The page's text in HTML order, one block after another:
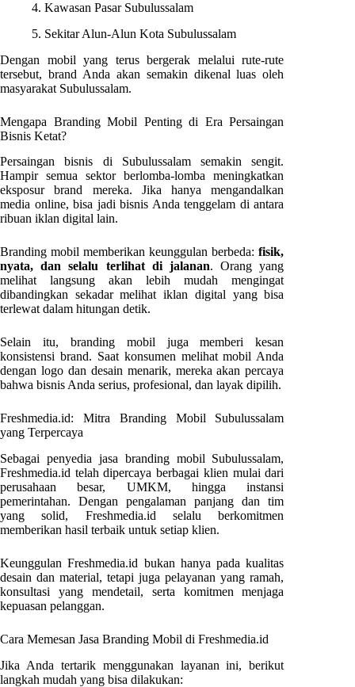
4. Kawasan Pasar Subulussalam
5. Sekitar Alun-Alun Kota Subulussalam
Dengan mobil yang terus bergerak melalui rute-rute
tersebut, brand Anda akan semakin dikenal luas oleh
masyarakat Subulussalam.
Mengapa Branding Mobil Penting di Era Persaingan
Bisnis Ketat?
Persaingan bisnis di Subulussalam semakin sengit.
Hampir semua sektor berlomba-lomba meningkatkan
eksposur brand mereka. Jika hanya mengandalkan
media online, bisa jadi bisnis Anda tenggelam di antara
ribuan iklan digital lain.
Branding mobil memberikan keunggulan berbeda:fisik,
nyata, dan selalu terlihat di jalanan. Orang yang
melihat langsung akan lebih mudah mengingat
dibandingkan sekadar melihat iklan digital yang bisa
terlewat dalam hitungan detik.
Selain itu, branding mobil juga memberi kesan
konsistensi brand. Saat konsumen melihat mobil Anda
dengan logo dan desain menarik, mereka akan percaya
bahwa bisnis Anda serius, profesional, dan layak dipilih.
Freshmedia.id: Mitra Branding Mobil Subulussalam
yang Terpercaya
Sebagai penyedia jasa branding mobil Subulussalam,
Freshmedia.id telah dipercaya berbagai klien mulai dari
perusahaan besar, UMKM, hingga instansi
pemerintahan. Dengan pengalaman panjang dan tim
yang solid, Freshmedia.id selalu berkomitmen
memberikan hasil terbaik untuk setiap klien.
Keunggulan Freshmedia.id bukan hanya pada kualitas
desain dan material, tetapi juga pelayanan yang ramah,
konsultasi yang mendetail, serta komitmen menjaga
kepuasan pelanggan.
Cara Memesan Jasa Branding Mobil di Freshmedia.id
Jika Anda tertarik menggunakan layanan ini, berikut
langkah mudah yang bisa dilakukan: